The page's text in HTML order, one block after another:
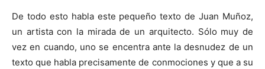
De todo esto habla este pequeño texto de Juan Muñoz,
un artista con la mirada de un arquitecto. Sólo muy de
vez en cuando, uno se encentra ante la desnudez de un
texto que habla precisamente de conmociones y que a su